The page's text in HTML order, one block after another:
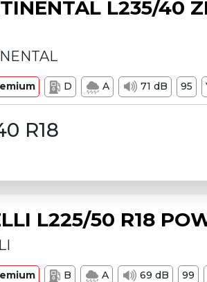
L235/40
D A 71 dB 95
R18
L225/50 R18
B A 69 dB 99